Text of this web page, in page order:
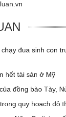
đua sinh con
hết tài sản ở Mỹ
đồng bào Tày,
quy hoạch đô